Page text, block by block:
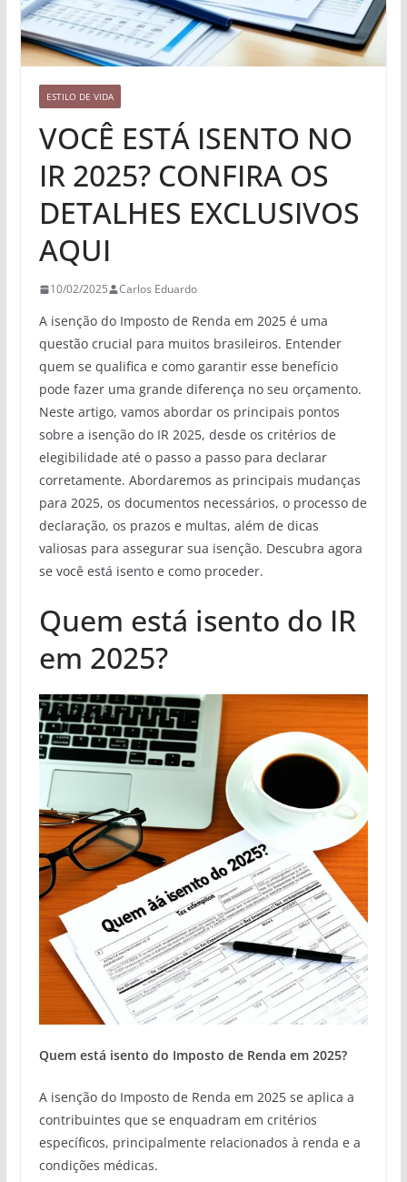
ESTILO DE VIDA
VOCÊ ESTÁ ISENTO NO
IR 2025? CONFIRA OS
DETALHES EXCLUSIVOS
AQUI
10/02/2025 Carlos Eduardo
A isenção do Imposto de Renda em 2025 é uma
questão crucial para muitos brasileiros. Entender
quem se qualifica e como garantir esse benefício
pode fazer uma grande diferença no seu orçamento.
Neste artigo, vamos abordar os principais pontos
sobre a isenção do IR 2025, desde os critérios de
elegibilidade até o passo a passo para declarar
corretamente. Abordaremos as principais mudanças
para 2025, os documentos necessários, o processo de
declaração, os prazos e multas, além de dicas
valiosas para assegurar sua isenção. Descubra agora
se você está isento e como proceder.
Quem está isento do IR
em 2025?
Quem está isento do Imposto de Renda em 2025?
A isenção do Imposto de Renda em 2025 se aplica a
contribuintes que se enquadram em critérios
específicos, principalmente relacionados à renda e a
condições médicas.